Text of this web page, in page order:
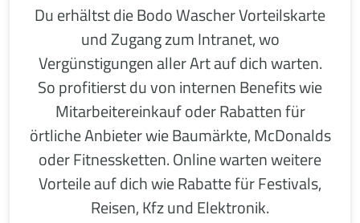
Du erhältst die Bodo Wascher Vorteilskarte
und Zugang zum Intranet, wo
Vergünstigungen aller Art auf dich warten.
So profitierst du von internen Benefits wie
Mitarbeitereinkauf oder Rabatten für
örtliche Anbieter wie Baumärkte, McDonalds
oder Fitnessketten. Online warten weitere
Vorteile auf dich wie Rabatte für Festivals,
Reisen, Kfz und Elektronik.